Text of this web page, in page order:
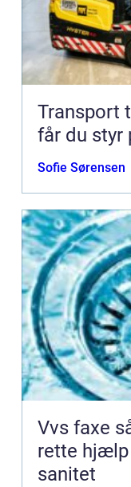
Transport
får du styr
Sofie Sørensen
Vvs faxe sådan finder du den
rette hjælp
sanitet